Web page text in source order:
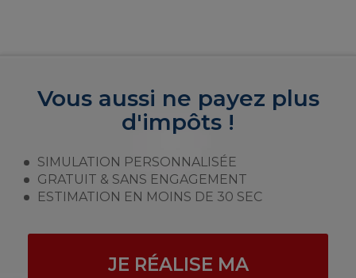
Vous aussi ne payez plus
d'impôts !
SIMULATION PERSONNALISÉE
GRATUIT & SANS ENGAGEMENT
ESTIMATION EN MOINS DE 30 SEC
JE RÉALISE MA